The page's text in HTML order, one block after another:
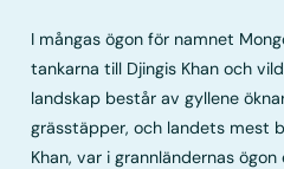
I mångas ögon för namnet
tankarna till Djingis Khan och
landskap består av gyllene
grässtäpper, och landets mest
Khan, var i grannländernas